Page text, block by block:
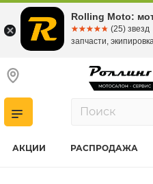
АКЦИИ РАСПРОДАЖА
Rolling Moto:
☆☆☆☆☆
★★★★★ (25) звезд
запчасти,